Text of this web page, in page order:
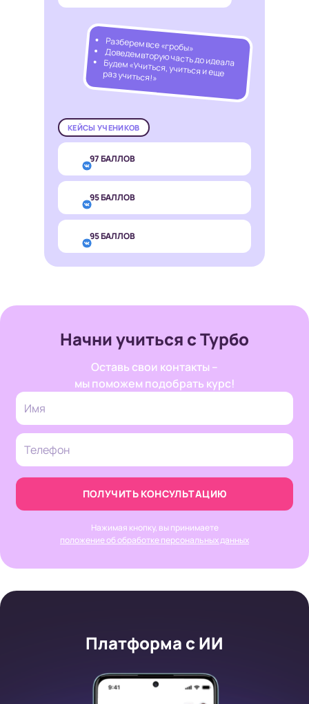
Разберем все «гробы»
Доведем вторую часть до идеала
Будем «Учиться, учиться и еще раз учиться!»
КЕЙСЫ УЧЕНИКОВ
97 БАЛЛОВ
95 БАЛЛОВ
95 БАЛЛОВ
Начни учиться с Турбо
Оставь свои контакты –
мы поможем подобрать курс!
ПОЛУЧИТЬ КОНСУЛЬТАЦИЮ
Нажимая кнопку, вы принимаете
положение об обработке персональных данных
Платформа с ИИ